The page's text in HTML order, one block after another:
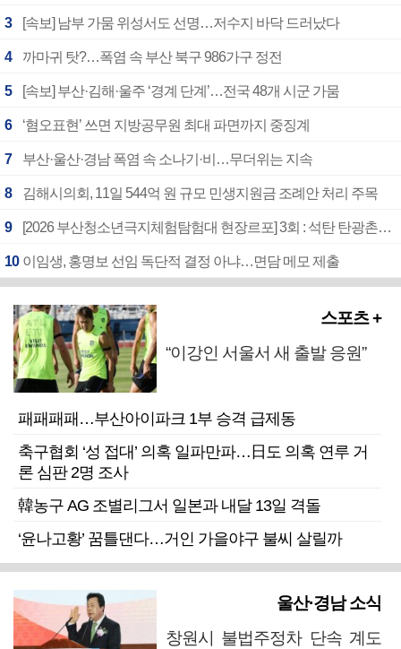
3 [속보] 남부 가뭄 위성서도 선명…저수지 바닥 드러났다
4 까마귀 탓?…폭염 속 부산 북구 986가구 정전
5 [속보] 부산·김해·울주 ‘경계 단계’…전국 48개 시군 가뭄
6 ‘혐오표현’ 쓰면 지방공무원 최대 파면까지 중징계
7 부산·울산·경남 폭염 속 소나기·비…무더위는 지속
8 김해시의회, 11일 544억 원 규모 민생지원금 조례안 처리 주목
9 [2026 부산청소년극지체험탐험대 현장르포] 3회 : 석탄 탄광촌에서 북극 연구의 중심지로
10 이임생, 홍명보 선임 독단적 결정 아냐…면담 메모 제출
스포츠 +
“이강인 서울서 새 출발 응원”
패패패패…부산아이파크 1부 승격 급제동
축구협회 ‘성 접대’ 의혹 일파만파…日도 의혹 연루 거
론 심판 2명 조사
韓농구 AG 조별리그서 일본과 내달 13일 격돌
‘윤나고황’ 꿈틀댄다…거인 가을야구 불씨 살릴까
울산·경남 소식
창원시 불법주정차 단속 계도